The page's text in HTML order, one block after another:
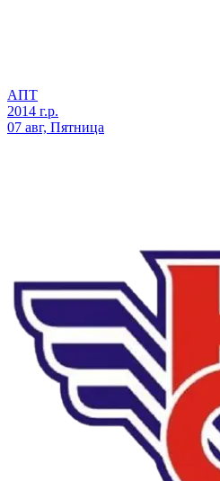
АПТ
2014 г.р.
07 авг, Пятница